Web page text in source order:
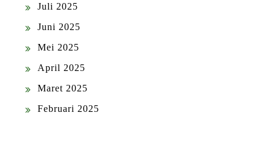
Juli 2025
Juni 2025
Mei 2025
April 2025
Maret 2025
Februari 2025